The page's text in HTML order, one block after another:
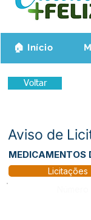
🏠 Início
Voltar
Aviso de
MEDICAMENTOS
Licitações